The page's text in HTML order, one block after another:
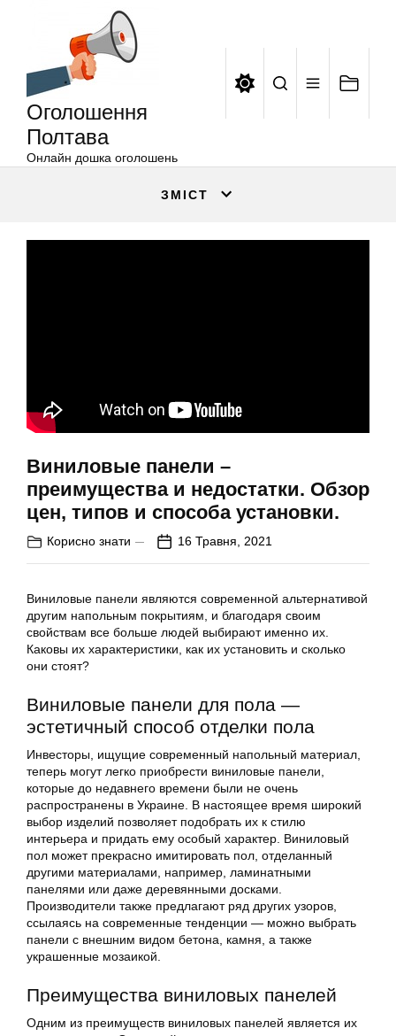
Оголошення
Полтава
Онлайн дошка оголошень
ЗМІСТ
Виниловые панели –
преимущества и недостатки. Обзор
цен, типов и способа установки.
Корисно знати 16 Травня, 2021
Виниловые панели являются современной альтернативой
другим напольным покрытиям, и благодаря своим
свойствам все больше людей выбирают именно их.
Каковы их характеристики, как их установить и сколько
они стоят?
Виниловые панели для пола —
эстетичный способ отделки пола
Инвесторы, ищущие современный напольный материал,
теперь могут легко приобрести виниловые панели,
которые до недавнего времени были не очень
распространены в Украине. В настоящее время широкий
выбор изделий позволяет подобрать их к стилю
интерьера и придать ему особый характер. Виниловый
пол может прекрасно имитировать пол, отделанный
другими материалами, например, ламинатными
панелями или даже деревянными досками.
Производители также предлагают ряд других узоров,
ссылаясь на современные тенденции — можно выбрать
панели с внешним видом бетона, камня, а также
украшенные мозаикой.
Преимущества виниловых панелей
Одним из преимуществ виниловых панелей является их